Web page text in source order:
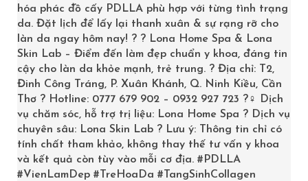
| Chi phí               | Trung bình
| Xâm lấn/hồi phục     | Không xâm lấn,
Bảng so sánh trên cho thấy, mặc dù mỗi phương pháp
đều có ưu và nhược điểm riêng, nhưng tiêm căng bóng
da luôn được đánh giá cao về độ an toàn, thời gian
hiệu quả và tính không xâm lấn, đặc biệt là đối với
những người có nhu cầu cải thiện da nhanh chóng và ít
hóa phác đồ cấy PDLLA phù hợp với từng tình trạng
da. Đặt lịch để lấy lại thanh xuân & sự rạng rỡ cho
làn da ngay hôm nay! ? ? Lona Home Spa & Lona
Skin Lab – Điểm đến làm đẹp chuẩn y khoa, đáng tin
cậy cho làn da khỏe mạnh, trẻ trung. ? Địa chỉ: T2,
Đinh Công Tráng, P. Xuân Khánh, Q. Ninh Kiều, Cần
Thơ ? Hotline: 0777 679 902 – 0932 927 723 ?‍♀️ Dịch
vụ chăm sóc, hỗ trợ trị liệu: Lona Home Spa ? Dịch vụ
chuyên sâu: Lona Skin Lab ? Lưu ý: Thông tin chỉ có
tính chất tham khảo, không thay thế tư vấn y khoa
và kết quả còn tùy vào mỗi cơ địa. #PDLLA
#VienLamDep #TreHoaDa #TangSinhCollagen